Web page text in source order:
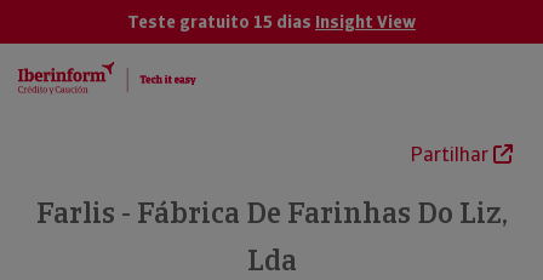
Teste gratuito 15 dias Insight View
Partilhar
Farlis - Fábrica De Farinhas Do Liz,
Lda